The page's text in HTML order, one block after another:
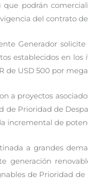
que podrán
del contrato
Generador
establecidos en
de USD 500 por
a proyectos
Prioridad de
de
a grandes
generación
de Prioridad